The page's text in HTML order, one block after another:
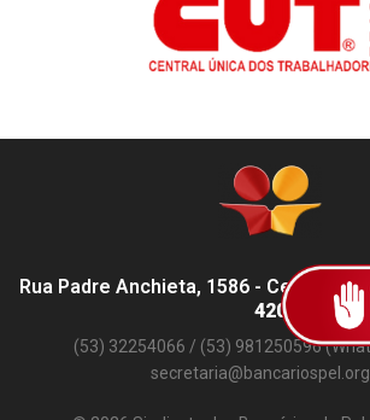
Rua Padre Anchieta, 1586 - Centro,
420
(53) 32254066 / (53) 981250596